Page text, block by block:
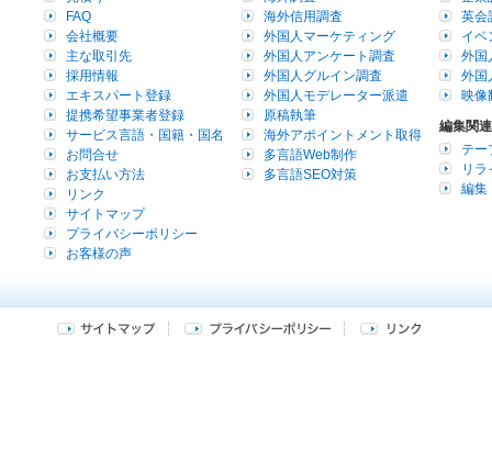
FAQ
会社概要
主な取引先
採用情報
エキスパート登録
提携希望事業者登録
サービス言語・国籍・国名
お問合せ
お支払い方法
リンク
サイトマップ
プライバシーポリシー
お客様の声
海外信用調査
外国人マーケティング
外国人アンケート調査
外国人グルイン調査
外国人モデレーター派遣
原稿執筆
海外アポイントメント取得
多言語Web制作
多言語SEO対策
英会
イベ
外国
外国
映像
編集関連
テー
リラ
編集